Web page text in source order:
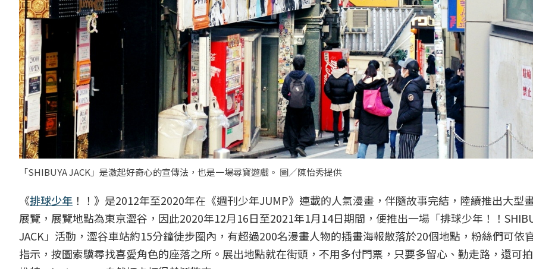
「SHIBUYA JACK」是激起好奇心的宣傳法，也是一場尋寶遊戲。 圖／陳怡秀提供
《排球少年 ！！》是2012年至2020年在《週刊少年JUMP》連載的人氣漫畫，伴隨故事完結，陸續推出大型
展覽，展覽地點為東京澀谷，因此2020年12月16日至2021年1月14日期間，便推出一場「排球少年！！
JACK」活動，澀谷車站約15分鐘徒步圈內，有超過200名漫畫人物的插畫海報散落於20個地點，粉絲們可依
指示，按圖索驥尋找喜愛角色的座落之所。展出地點就在街頭，不用多付門票，只要多留心、勤走路，還可